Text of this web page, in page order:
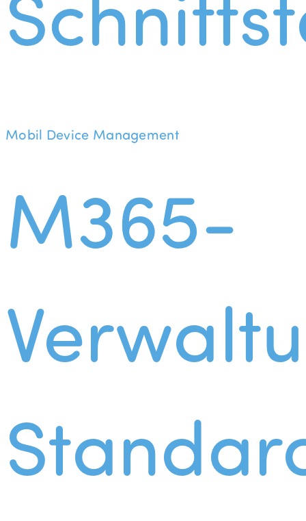
Mobil Device Management
M365-